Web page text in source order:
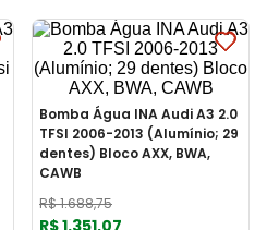
Bomba Água INA Audi A3 2.0
TFSI 2006-2013 (Alumínio; 29
dentes) Bloco AXX, BWA,
CAWB
R$1.688,75
R$1.351,07